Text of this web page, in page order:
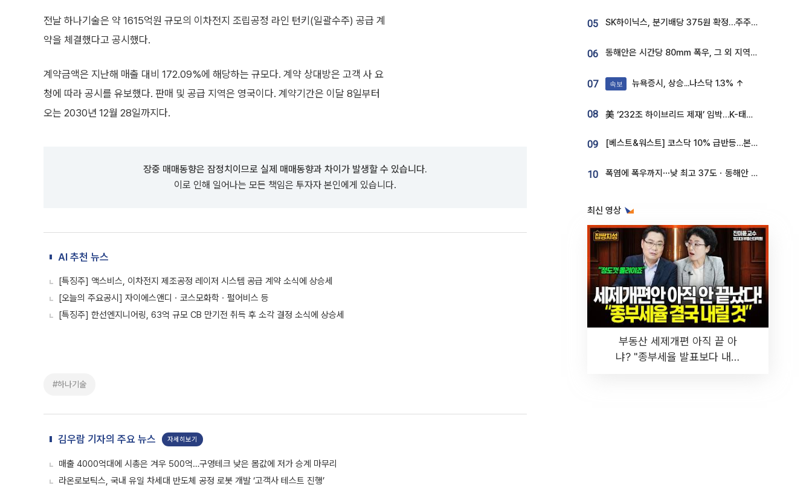
전날 하나기술은 약 1615억원 규모의 이차전지 조립공정 라인 턴키(일괄수주) 공급 계
약을 체결했다고 공시했다.
계약금액은 지난해 매출 대비 172.09%에 해당하는 규모다. 계약 상대방은 고객 사 요
청에 따라 공시를 유보했다. 판매 및 공급 지역은 영국이다. 계약기간은 이달 8일부터
오는 2030년 12월 28일까지다.
장중 매매동향은 잠정치이므로 실제 매매동향과 차이가 발생할 수 있습니다.
이로 인해 일어나는 모든 책임은 투자자 본인에게 있습니다.
AI 추천 뉴스
[특징주] 액스비스, 이차전지 제조공정 레이저 시스템 공급 계약 소식에 상승세
[오늘의 주요공시] 자이에스앤디ㆍ코스모화학ㆍ펄어비스 등
[특징주] 한선엔지니어링, 63억 규모 CB 만기전 취득 후 소각 결정 소식에 상승세
#하나기술
김우람 기자의 주요 뉴스 자세히보기
매출 4000억대에 시총은 겨우 500억…구영테크 낮은 몸값에 저가 승계 마무리
라온로보틱스, 국내 유일 차세대 반도체 공정 로봇 개발 ‘고객사 테스트 진행’
05 SK하이닉스, 분기배당 375원 확정…주주환원책 9월로 앞당겨 발표
06 동해안은 시간당 80㎜ 폭우, 그 외 지역은 폭염…‘극과 극 날씨’
07 속보 뉴욕증시, 상승...나스닥 1.3% ↑
08 美 ‘232조 하이브리드 제재’ 임박…K-태양광, 불확실성 털고 날개 다나
09 [베스트&워스트] 코스닥 10% 급반등…본느, 최대주주 변경 기대에 270% 폭등
10 폭염에 폭우까지⋯낮 최고 37도ㆍ동해안 강한 비 [날씨]
최신 영상
부동산 세제개편 아직 끝 아
냐? "종부세율 발표보다 내릴